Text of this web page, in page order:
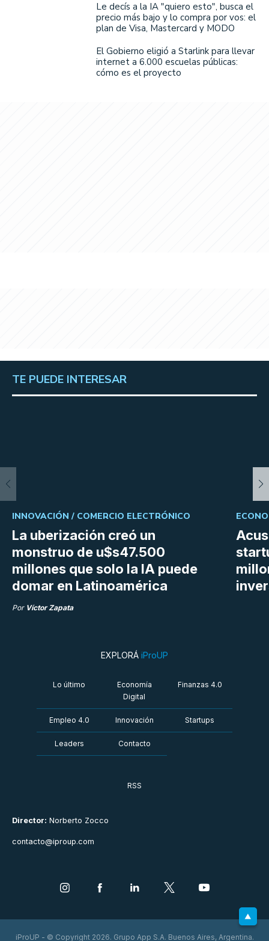
Le decís a la IA "quiero esto", busca el
precio más bajo y lo compra por vos: el
plan de Visa, Mastercard y MODO
El Gobierno eligió a Starlink para llevar
internet a 6.000 escuelas públicas:
cómo es el proyecto
TE PUEDE INTERESAR
La uberización creó un
monstruo de u$s47.500
millones que solo la IA puede
domar en Latinoamérica
INNOVACIÓN / COMERCIO ELECTRÓNICO
Por Víctor Zapata
Director: Norberto Zocco
contacto@iproup.com
EXPLORÁ iProUP
Lo último
Economía
Digital
Finanzas 4.0
Empleo 4.0 Innovación Startups
Leaders Contacto
RSS
iProUP - © Copyright 2026. Grupo App S.A. Buenos Aires, Argentina.